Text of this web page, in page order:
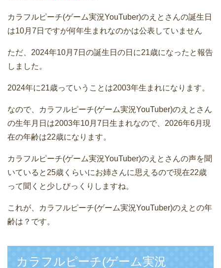
カラフルピーチ(ゲーム実況YouTuber)のえとさんの誕生日
は10月7日ですが何年生まれなのかは公表していません
ただ、2024年10月7日の誕生日の日に21歳になったと報告
しました。
2024年に21歳っていうことは2003年生まれになります。
なので、カラフルピーチ(ゲーム実況YouTuber)のえとさん
の生年月日は2003年10月7日生まれなので、2026年6月現
在の年齢は22歳になります。
カラフルピーチ(ゲーム実況YouTuber)のえとさんの声を聞
いていると25歳くらいにお姉さんに思えるので現在22歳
って聞くと少しびっくりしますね。
これが、カラフルピーチ(ゲーム実況YouTuber)のえとの年
齢は？です。
カラフルピーチ(ゲーム実況